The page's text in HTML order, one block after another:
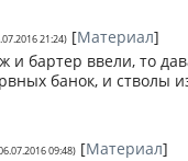
21:24) [Материал]
и бартер ввели, то
банок, и стволы
09:48) [Материал]